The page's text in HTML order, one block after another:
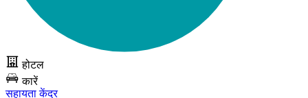
होटल
कारें
सहायता केंद्र